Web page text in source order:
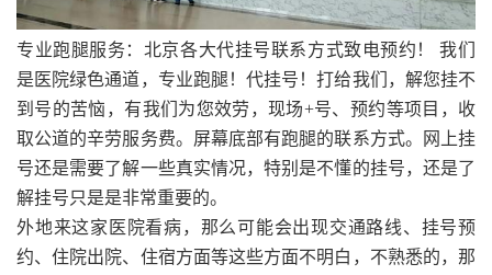
专业跑腿服务：北京各大代挂号联系方式致电预约！ 我们
是医院绿色通道，专业跑腿！代挂号！打给我们，解您挂不
到号的苦恼，有我们为您效劳，现场+号、预约等项目，收
取公道的辛劳服务费。屏幕底部有跑腿的联系方式。网上挂
号还是需要了解一些真实情况，特别是不懂的挂号，还是了
解挂号只是是非常重要的。
外地来这家医院看病，那么可能会出现交通路线、挂号预
约、住院出院、住宿方面等这些方面不明白，不熟悉的，那